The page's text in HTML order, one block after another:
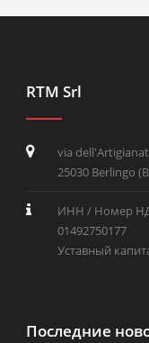
RTM Srl
via
25030 Berlingo
ИНН / Номер
01492750177
Уставный
Последние